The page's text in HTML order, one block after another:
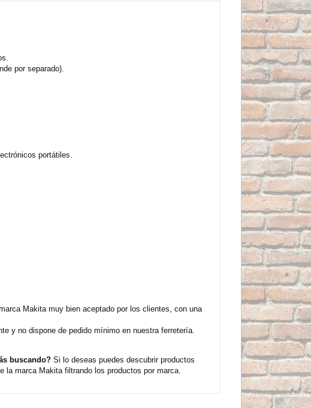
por separado).
portátiles.
Makita muy bien aceptado por los clientes, con una
y no dispone de pedido mínimo en nuestra ferretería.
buscando? Si lo deseas puedes descubrir productos
la marca Makita filtrando los productos por marca.